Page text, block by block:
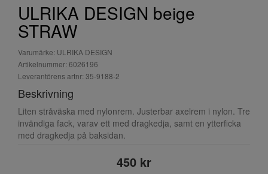
ULRIKA DESIGN beige
STRAW
Varumärke: ULRIKA DESIGN
Artikelnummer: 6026196
Leverantörens artnr: 35-9188-2
Beskrivning
Liten stråväska med nylonrem. Justerbar axelrem i nylon. Tre
invändiga fack, varav ett med dragkedja, samt en ytterficka
med dragkedja på baksidan.
450 kr